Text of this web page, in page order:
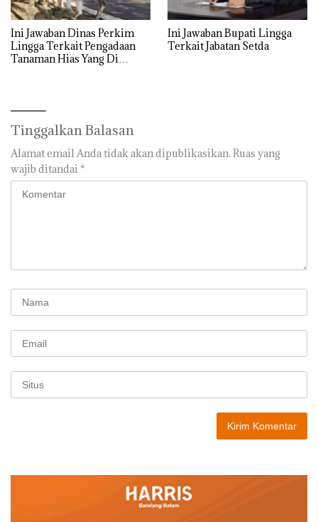
Ini Jawaban Dinas Perkim
Lingga Terkait Pengadaan
Tanaman Hias Yang Di
Ini Jawaban Bupati Lingga
Terkait Jabatan Setda
Tinggalkan Balasan
Alamat email Anda tidak akan dipublikasikan. Ruas yang
wajib ditandai *